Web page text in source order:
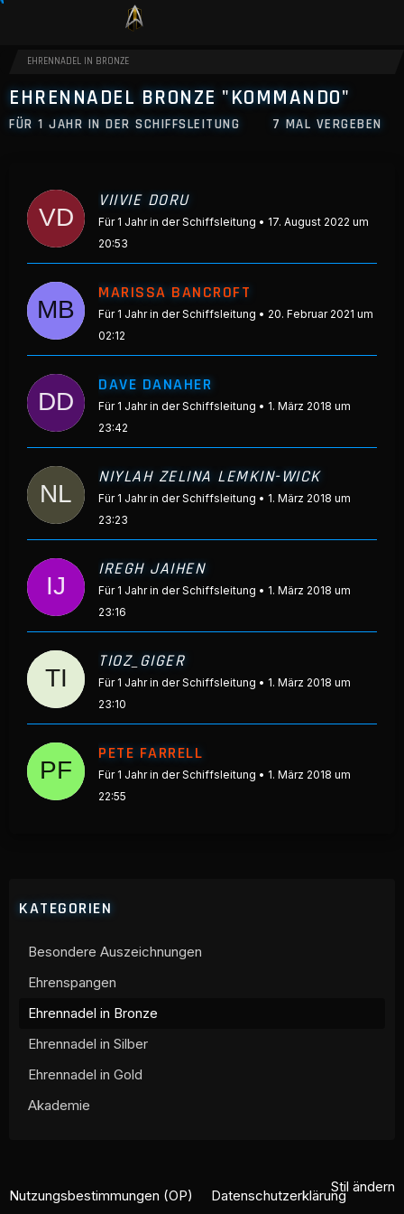
EHRENNADEL IN BRONZE
EHRENNADEL BRONZE "KOMMANDO"
FÜR 1 JAHR IN DER SCHIFFSLEITUNG 7 MAL VERGEBEN
VIIVIE DORU
Für 1 Jahr in der Schiffsleitung
17. August 2022 um
20:53
MARISSA BANCROFT
Für 1 Jahr in der Schiffsleitung
20. Februar 2021 um
02:12
DAVE DANAHER
Für 1 Jahr in der Schiffsleitung
1. März 2018 um
23:42
NIYLAH ZELINA LEMKIN-WICK
Für 1 Jahr in der Schiffsleitung
1. März 2018 um
23:23
IREGH JAIHEN
Für 1 Jahr in der Schiffsleitung
1. März 2018 um
23:16
TIOZ_GIGER
Für 1 Jahr in der Schiffsleitung
1. März 2018 um
23:10
PETE FARRELL
Für 1 Jahr in der Schiffsleitung
1. März 2018 um
22:55
KATEGORIEN
Besondere Auszeichnungen
Ehrenspangen
Ehrennadel in Bronze
Ehrennadel in Silber
Ehrennadel in Gold
Akademie
Stil ändern
Nutzungsbestimmungen (OP) Datenschutzerklärung